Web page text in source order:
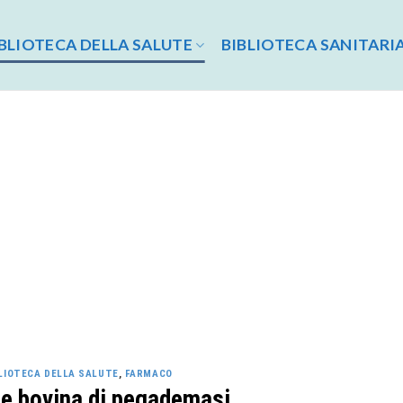
DELLA SALUTE BIBLIOTECA
DELLA SALUTE, FARMACO